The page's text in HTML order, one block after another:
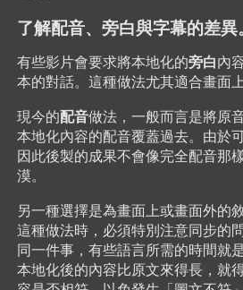
了解配音、旁白與字幕的差異。
有些影片會要求將本地化的旁白內
本的對話。這種做法尤其適合畫面
現今的配音做法，一般而言是將原
本地化內容的配音覆蓋過去。由於
因此後製的成果不會像完全配音那
漠。
另一種選擇是為畫面上或畫面外的
這種做法時，必須特別注意同步的
同一件事，有些語言所需的時間就
本地化後的內容比原文來得長，就